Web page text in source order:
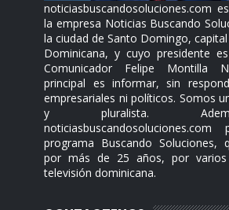
noticiasbuscandosoluciones.com
la empresa Noticias Buscando
la ciudad de Santo Domingo,
Dominicana, y cuyo presidente
Comunicador Felipe Montilla
principal es informar, sin
empresariales ni políticos. Somos
y pluralista.
programa Buscando Soluciones,
por más de 25 años, por
televisión dominicana.